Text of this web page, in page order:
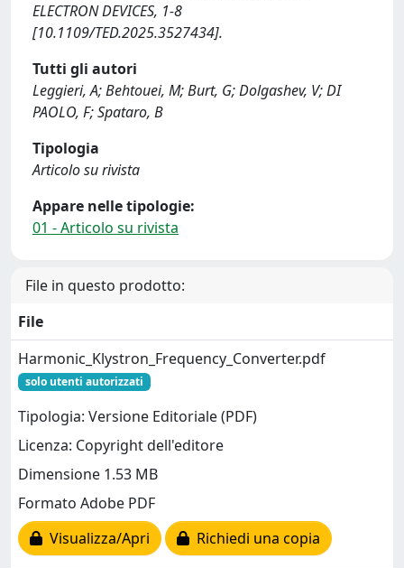
ELECTRON DEVICES, 1-8
[10.1109/TED.2025.3527434].
Tutti gli autori
Leggieri, A; Behtouei, M; Burt, G; Dolgashev, V; DI
PAOLO, F; Spataro, B
Tipologia
Articolo su rivista
Appare nelle tipologie:
01 - Articolo su rivista
File in questo prodotto:
File
Harmonic_Klystron_Frequency_Converter.pdf
solo utenti autorizzati
Tipologia: Versione Editoriale (PDF)
Licenza: Copyright dell'editore
Dimensione 1.53 MB
Formato Adobe PDF
Visualizza/Apri
Richiedi una copia